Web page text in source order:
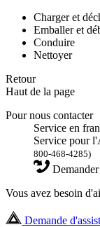
Charger et
Emballer et
Conduire
Nettoyer
Retour
Haut de la page
Pour nous contacter
Service en
Service pour
800-468-4285)
Vous avez besoin
Demande